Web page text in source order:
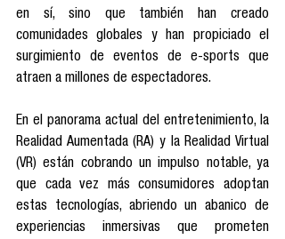
en sí, sino que también han creado
comunidades globales y han propiciado el
surgimiento de eventos de e-sports que
atraen a millones de espectadores.
En el panorama actual del entretenimiento, la
Realidad Aumentada (RA) y la Realidad Virtual
(VR) están cobrando un impulso notable, ya
que cada vez más consumidores adoptan
estas tecnologías, abriendo un abanico de
experiencias inmersivas que prometen